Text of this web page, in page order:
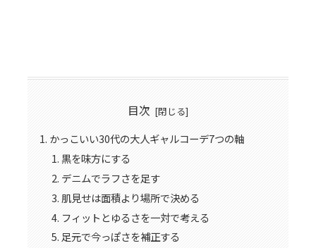
目次
かっこいい30代の大人ギャルコーデ7つの軸
黒を味方にする
デニムでラフさを足す
肌見せは面積より場所で決める
フィットとゆるさを一対で考える
足元で今っぽさを補正する